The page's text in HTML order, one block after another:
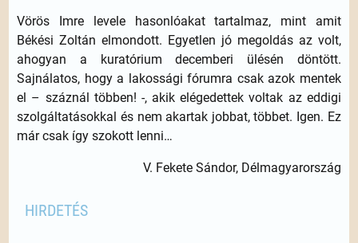
Vörös Imre levele hasonlóakat tartalmaz, mint amit
Békési Zoltán elmondott. Egyetlen jó megoldás az volt,
ahogyan a kuratórium decemberi ülésén döntött.
Sajnálatos, hogy a lakossági fórumra csak azok mentek
el – száznál többen! -, akik elégedettek voltak az eddigi
szolgáltatásokkal és nem akartak jobbat, többet. Igen. Ez
már csak így szokott lenni…
V. Fekete Sándor, Délmagyarország
HIRDETÉS